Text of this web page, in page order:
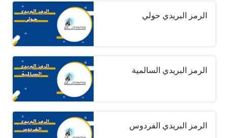
الرمز البريدي حولي
الرمز البريدي السالمية
الرمز البريدي الفردوس